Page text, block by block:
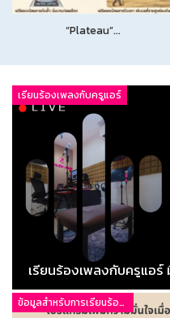
“Plateau”…
เรียนร้องเพลงกับครูแอร์
เรียนร้องเพลงกับครูแอร์
ข้อมูลสำหรับการเรียนร้องเพลง